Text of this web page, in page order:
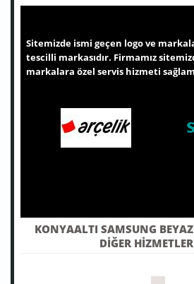
Sitemizde ismi geçen logo ve
tescilli markasıdır. Firmamız
markalara özel servis hizmeti
KONYAALTI SAMSUNG
DIĞER